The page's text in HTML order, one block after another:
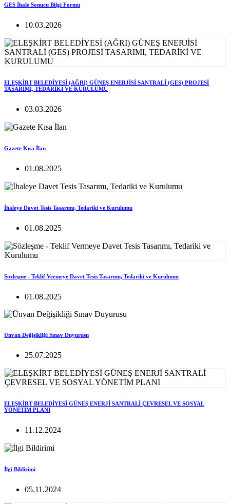
GES İhale Sonucu Bilgi Formu
10.03.2026
ELEŞKİRT BELEDİYESİ (AĞRI) GÜNEŞ ENERJİSİ SANTRALİ (GES) PROJESİ
TASARIMI, TEDARİKİ VE KURULUMU
03.03.2026
Gazete Kısa İlan
01.08.2025
İhaleye Davet Tesis Tasarımı, Tedariki ve Kurulumu
01.08.2025
Sözleşme - Teklif Vermeye Davet Tesis Tasarımı, Tedariki ve Kurulumu
01.08.2025
Ünvan Değişikliği Sınav Duyurusu
25.07.2025
ELEŞKİRT BELEDİYESİ GÜNEŞ ENERJİ SANTRALİ ÇEVRESEL VE SOSYAL
YÖNETİM PLANI
11.12.2024
İlgi Bildirimi
05.11.2024